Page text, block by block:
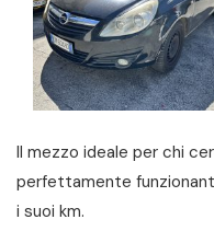
Il mezzo ideale per chi
perfettamente
i suoi km.